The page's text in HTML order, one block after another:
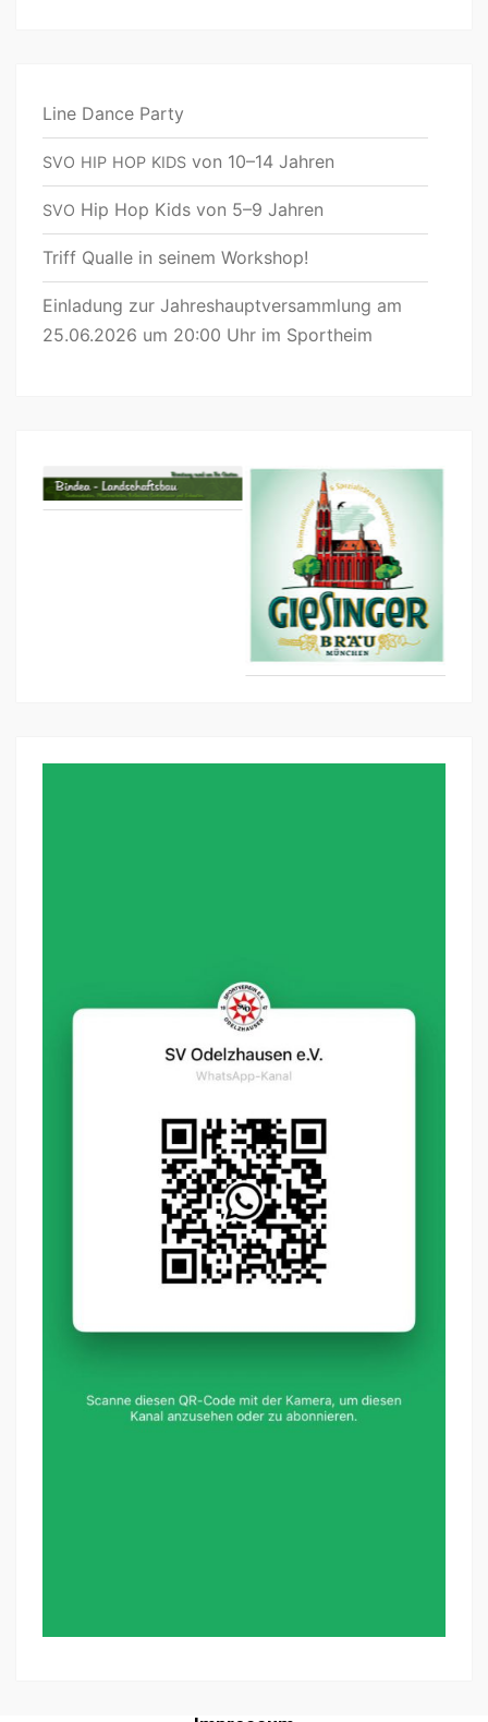
Line Dance Party
SVO HIP HOP KIDS von 10–14 Jahren
SVO Hip Hop Kids von 5–9 Jahren
Triff Qualle in seinem Workshop!
Einladung zur Jahreshauptversammlung am
25.06.2026 um 20:00 Uhr im Sportheim